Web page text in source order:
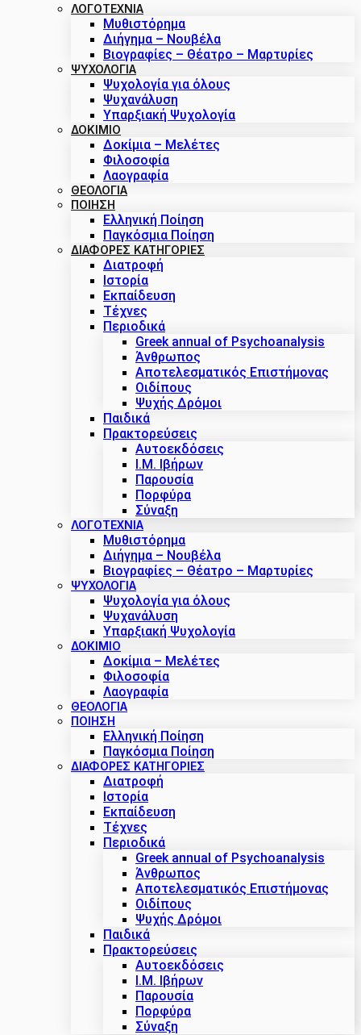
ΛΟΓΟΤΕΧΝΙΑ
Μυθιστόρημα
Διήγημα – Νουβέλα
Βιογραφίες – Θέατρο – Μαρτυρίες
ΨΥΧΟΛΟΓΙΑ
Ψυχολογία για όλους
Ψυχανάλυση
Υπαρξιακή Ψυχολογία
ΔΟΚΊΜΙΟ
Δοκίμια – Μελέτες
Φιλοσοφία
Λαογραφία
ΘΕΟΛΟΓΙΑ
ΠΟΙΗΣΗ
Ελληνική Ποίηση
Παγκόσμια Ποίηση
ΔΙΑΦΟΡΕΣ ΚΑΤΗΓΟΡΙΕΣ
Διατροφή
Ιστορία
Εκπαίδευση
Τέχνες
Περιοδικά
Greek annual of Psychoanalysis
Άνθρωπος
Αποτελεσματικός Επιστήμονας
Οιδίπους
Ψυχής Δρόμοι
Παιδικά
Πρακτoρεύσεις
Αυτοεκδόσεις
Ι.Μ. Ιβήρων
Παρουσία
Πορφύρα
Σύναξη
ΛΟΓΟΤΕΧΝΙΑ
Μυθιστόρημα
Διήγημα – Νουβέλα
Βιογραφίες – Θέατρο – Μαρτυρίες
ΨΥΧΟΛΟΓΙΑ
Ψυχολογία για όλους
Ψυχανάλυση
Υπαρξιακή Ψυχολογία
ΔΟΚΊΜΙΟ
Δοκίμια – Μελέτες
Φιλοσοφία
Λαογραφία
ΘΕΟΛΟΓΙΑ
ΠΟΙΗΣΗ
Ελληνική Ποίηση
Παγκόσμια Ποίηση
ΔΙΑΦΟΡΕΣ ΚΑΤΗΓΟΡΙΕΣ
Διατροφή
Ιστορία
Εκπαίδευση
Τέχνες
Περιοδικά
Greek annual of Psychoanalysis
Άνθρωπος
Αποτελεσματικός Επιστήμονας
Οιδίπους
Ψυχής Δρόμοι
Παιδικά
Πρακτoρεύσεις
Αυτοεκδόσεις
Ι.Μ. Ιβήρων
Παρουσία
Πορφύρα
Σύναξη